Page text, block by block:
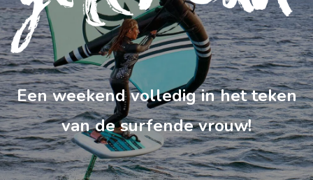
Een weekend volledig in het teken
van de surfende vrouw!